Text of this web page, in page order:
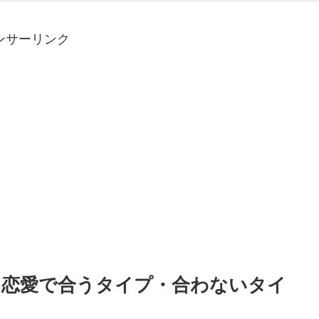
サーリンク
愛で合うタイプ・合わないタイ